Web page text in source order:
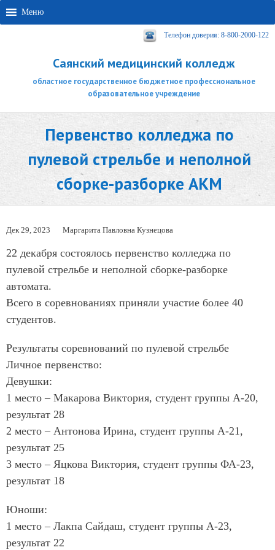
Меню
Телефон доверия: 8-800-2000-122
Саянский медицинский колледж
областное государственное бюджетное профессиональное
образовательное учреждение
Первенство колледжа по
пулевой стрельбе и неполной
сборке-разборке АКМ
Дек 29, 2023 Маргарита Павловна Кузнецова
22 декабря состоялось первенство колледжа по
пулевой стрельбе и неполной сборке-разборке
автомата.
Всего в соревнованиях приняли участие более 40
студентов.
Результаты соревнований по пулевой стрельбе
Личное первенство:
Девушки:
1 место – Макарова Виктория, студент группы А-20,
результат 28
2 место – Антонова Ирина, студент группы А-21,
результат 25
3 место – Яцкова Виктория, студент группы ФА-23,
результат 18
Юноши:
1 место – Лакпа Сайдаш, студент группы А-23,
результат 22